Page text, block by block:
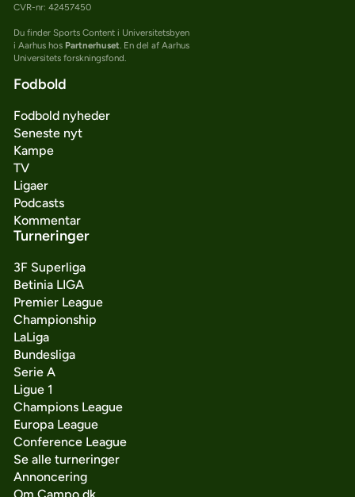
CVR-nr: 42457450
Du finder Sports Content i Universitetsbyen
i Aarhus hos Partnerhuset. En del af Aarhus
Universitets forskningsfond.
Fodbold
Fodbold nyheder
Seneste nyt
Kampe
TV
Ligaer
Podcasts
Kommentar
Turneringer
3F Superliga
Betinia LIGA
Premier League
Championship
LaLiga
Bundesliga
Serie A
Ligue 1
Champions League
Europa League
Conference League
Se alle turneringer
Annoncering